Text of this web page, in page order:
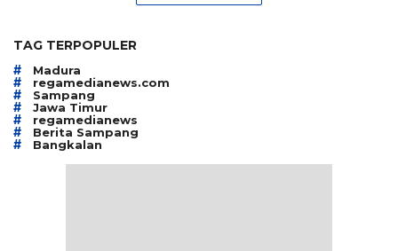
TAG TERPOPULER
# Madura
# regamedianews.com
# Sampang
# Jawa Timur
# regamedianews
# Berita Sampang
# Bangkalan